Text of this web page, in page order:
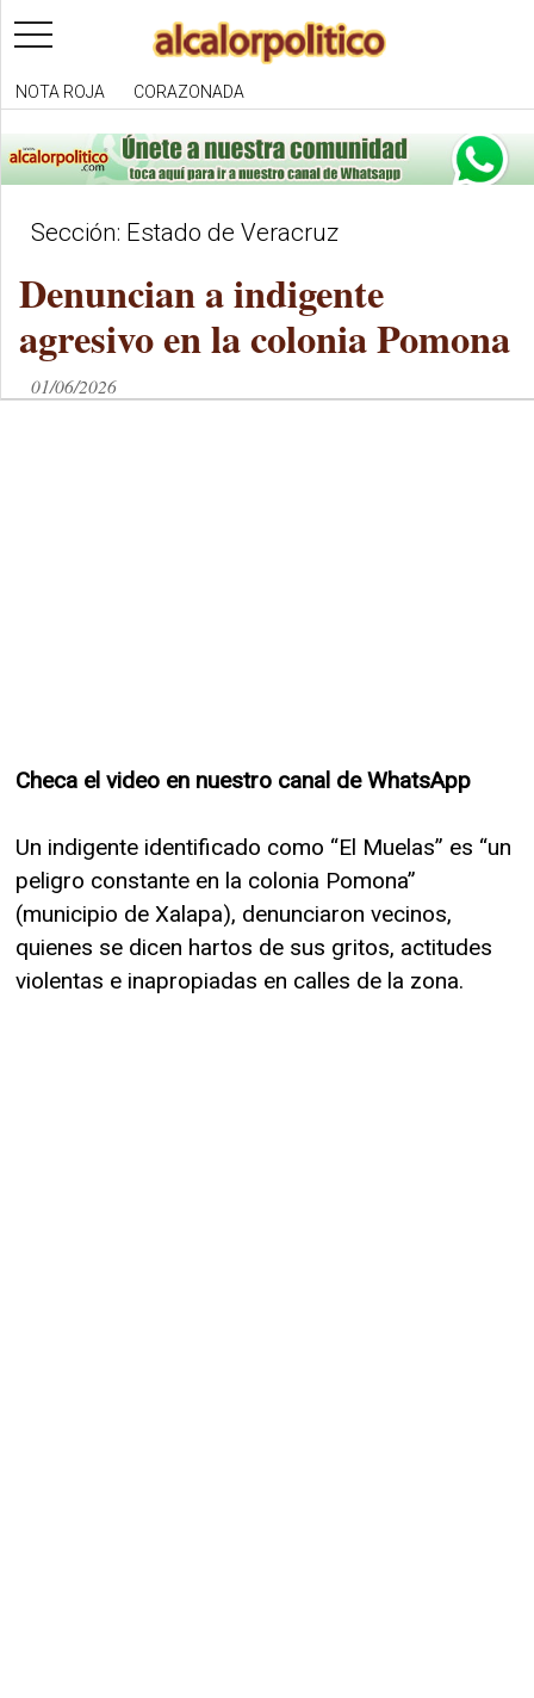
toggle
navigation
NOTA ROJA CORAZONADA
Sección: Estado de Veracruz
Denuncian a indigente
agresivo en la colonia Pomona
01/06/2026
Checa el video en nuestro canal de WhatsApp
Un indigente identificado como “El Muelas” es “un
peligro constante en la colonia Pomona”
(municipio de Xalapa), denunciaron vecinos,
quienes se dicen hartos de sus gritos, actitudes
violentas e inapropiadas en calles de la zona.